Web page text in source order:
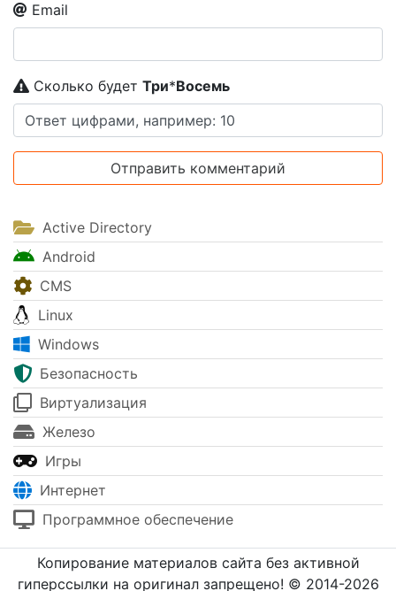
Email
Сколько будет Tpи*Boceмь
Active Directory
Android
CMS
Linux
Windows
Безопасность
Виртуализация
Железо
Игры
Интернет
Программное обеспечение
Копирование материалов сайта без активной
гиперссылки на оригинал запрещено! © 2014-2026